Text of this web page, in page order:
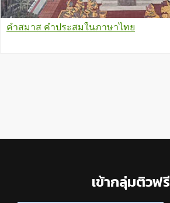
คำสมาส คำประสมในภาษาไทย
เข้ากลุ่มติวฟรี